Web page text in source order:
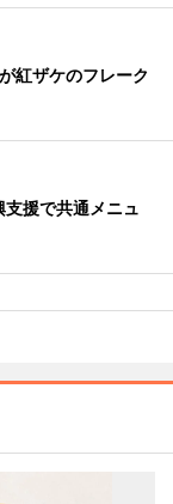
紅ザケのフレーク
援で共通メニュ